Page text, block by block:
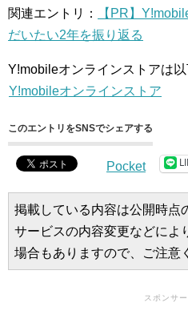
関連エントリ：
【PR】
だいたい2年を振り返る
Y!mobileオンラインストアは以
Y!mobileオンラインストア
このエントリをSNSでシェアする
Pocket
掲載している内容は公開時点
サービスの内容変更などによ
場合もありますので、ご注意
スポンサ